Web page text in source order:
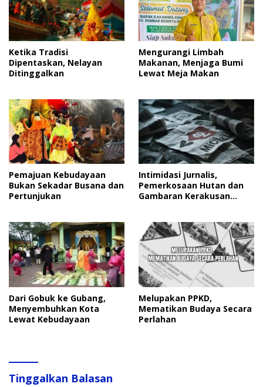
Ketika Tradisi
Dipentaskan, Nelayan
Ditinggalkan
Mengurangi Limbah
Makanan, Menjaga Bumi
Lewat Meja Makan
Pemajuan Kebudayaan
Bukan Sekadar Busana dan
Pertunjukan
Intimidasi Jurnalis,
Pemerkosaan Hutan dan
Gambaran Kerakusan
Dari Gobuk ke Gubang,
Menyembuhkan Kota
Lewat Kebudayaan
Melupakan PPKD,
Mematikan Budaya Secara
Perlahan
Tinggalkan Balasan